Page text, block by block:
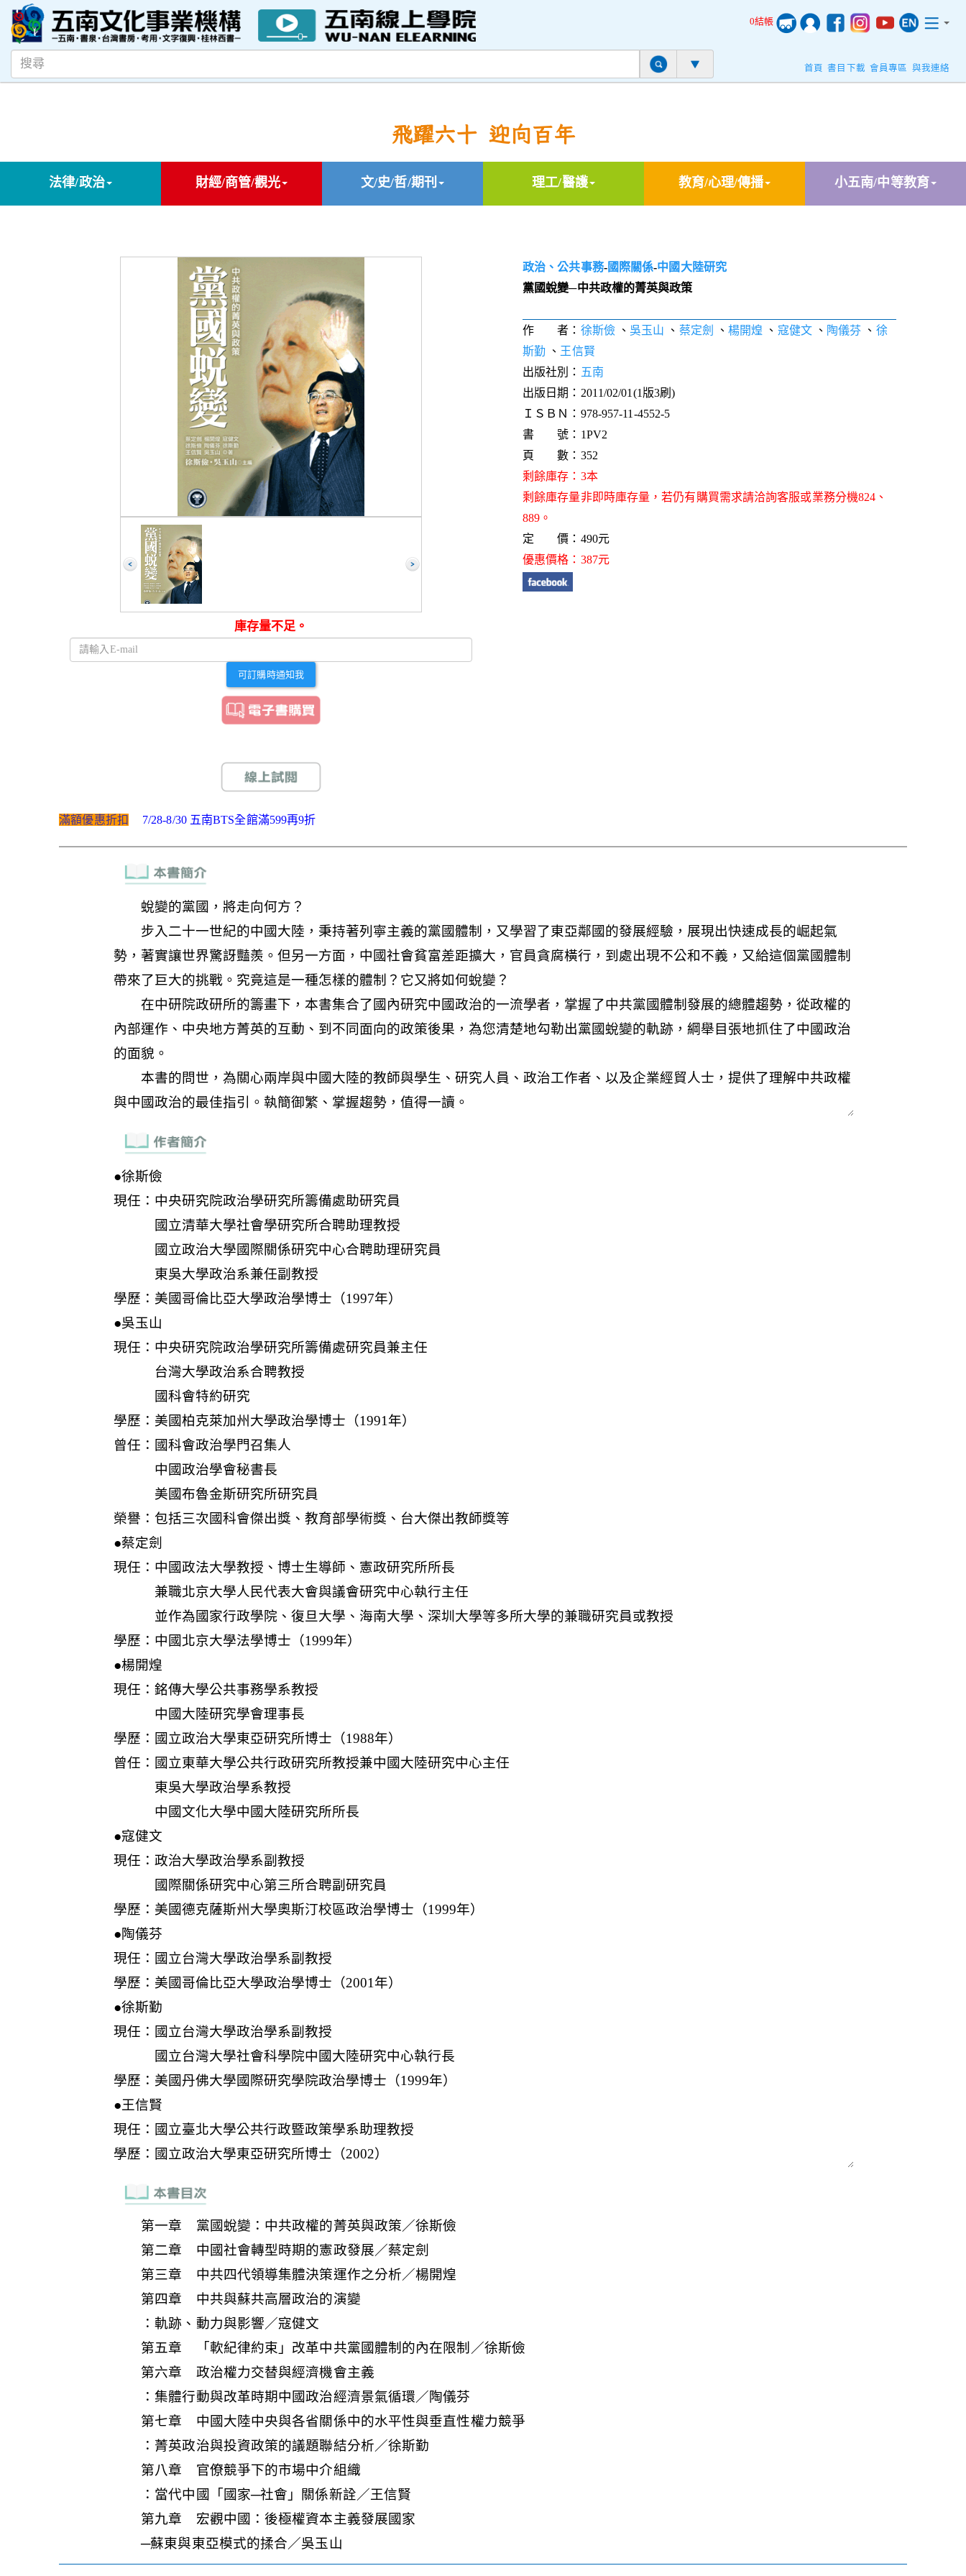
0結帳
首頁 書目下載 會員專區 與我連絡
飛躍六十 迎向百年
法律/政治 財經/商管/觀光 文/史/哲/期刊 理工/醫護 教育/心理/傳播 小五南/中等教育
庫存量不足。
可訂購時通知我
政治、公共事務-國際關係-中國大陸研究
黨國蛻變─中共政權的菁英與政策
作 者： 徐斯儉、 吳玉山 、 蔡定劍 、楊開煌 、 寇健文、 陶儀芬 、 徐
斯勤 、 王信賢
出版社別： 五南
出版日期：2011/02/01(1版3刷)
ＩＳＢＮ：978-957-11-4552-5
書 號：1PV2
頁 數：352
剩餘庫存：3本
剩餘庫存量非即時庫存量，若仍有購買需求請洽詢客服或業務分機824、
889。
定 價：490元
優惠價格：387元
滿額優惠折扣 7/28-8/30 五南BTS全館滿599再9折
第一章 黨國蛻變：中共政權的菁英與政策／徐斯儉
第二章 中國社會轉型時期的憲政發展／蔡定劍
第三章 中共四代領導集體決策運作之分析／楊開煌
第四章 中共與蘇共高層政治的演變
：軌跡、動力與影響／寇健文
第五章 「軟紀律約束」改革中共黨國體制的內在限制／徐斯儉
第六章 政治權力交替與經濟機會主義
：集體行動與改革時期中國政治經濟景氣循環／陶儀芬
第七章 中國大陸中央與各省關係中的水平性與垂直性權力競爭
：菁英政治與投資政策的議題聯結分析／徐斯勤
第八章 官僚競爭下的市場中介組織
：當代中國「國家─社會」關係新詮／王信賢
第九章 宏觀中國：後極權資本主義發展國家
─蘇東與東亞模式的揉合／吳玉山